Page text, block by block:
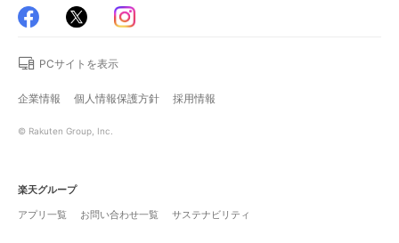
PCサイトを表示
企業情報 個人情報保護方針 採用情報
© Rakuten Group, Inc.
楽天グループ
アプリ一覧
お問い合わせ一覧 サステナビリティ